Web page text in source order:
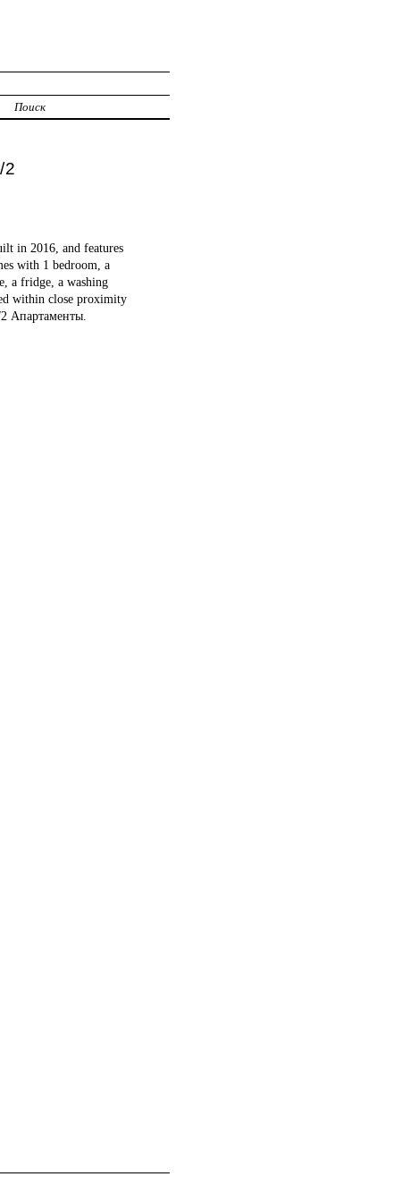
Поиск
2
in 2016, and features
with 1 bedroom, a
a fridge, a washing
within close proximity
Апартаменты.